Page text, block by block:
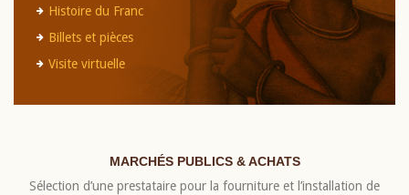
Histoire du Franc
Billets et pièces
Visite virtuelle
MARCHÉS PUBLICS & ACHATS
Sélection d’une prestataire pour la fourniture et l’installation de